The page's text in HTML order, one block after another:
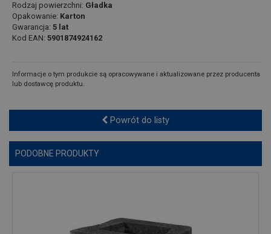
Rodzaj powierzchni: Gładka
Opakowanie: Karton
Gwarancja: 5 lat
Kod EAN: 5901874924162
Informacje o tym produkcie są opracowywane i aktualizowane przez producenta
lub dostawcę produktu.
Powrót do listy
PODOBNE PRODUKTY